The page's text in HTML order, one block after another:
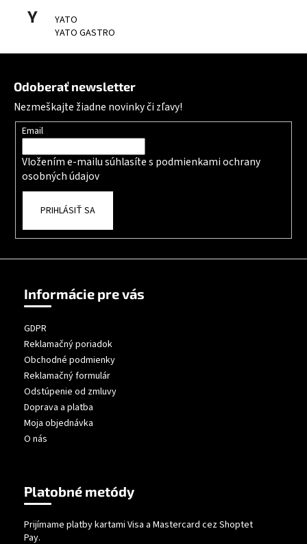
Y
YATO
YATO GASTRO
Odoberať newsletter
Nezmeškajte žiadne novinky či zľavy!
Email
Vložením e-mailu súhlasíte s podmienkami ochrany
osobných údajov
PRIHLÁSIŤ SA
Informácie pre vás
GDPR
Reklamačný poriadok
Obchodné podmienky
Reklamačný formulár
Odstúpenie od zmluvy
Doprava a platba
Moja objednávka
O nás
Platobné metódy
Prijímame platby kartami Visa a Mastercard cez Shoptet
Pay.